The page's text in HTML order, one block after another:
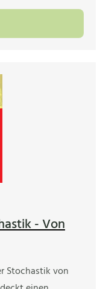
- Von
Stochastik von